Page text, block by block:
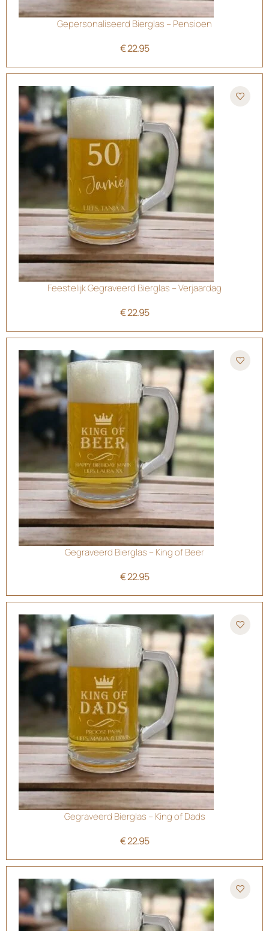
Gepersonaliseerd Bierglas – Pensioen
€22.95
Feestelijk Gegraveerd Bierglas – Verjaardag
€22.95
Gegraveerd Bierglas – King of Beer
€22.95
Gegraveerd Bierglas – King of Dads
€22.95